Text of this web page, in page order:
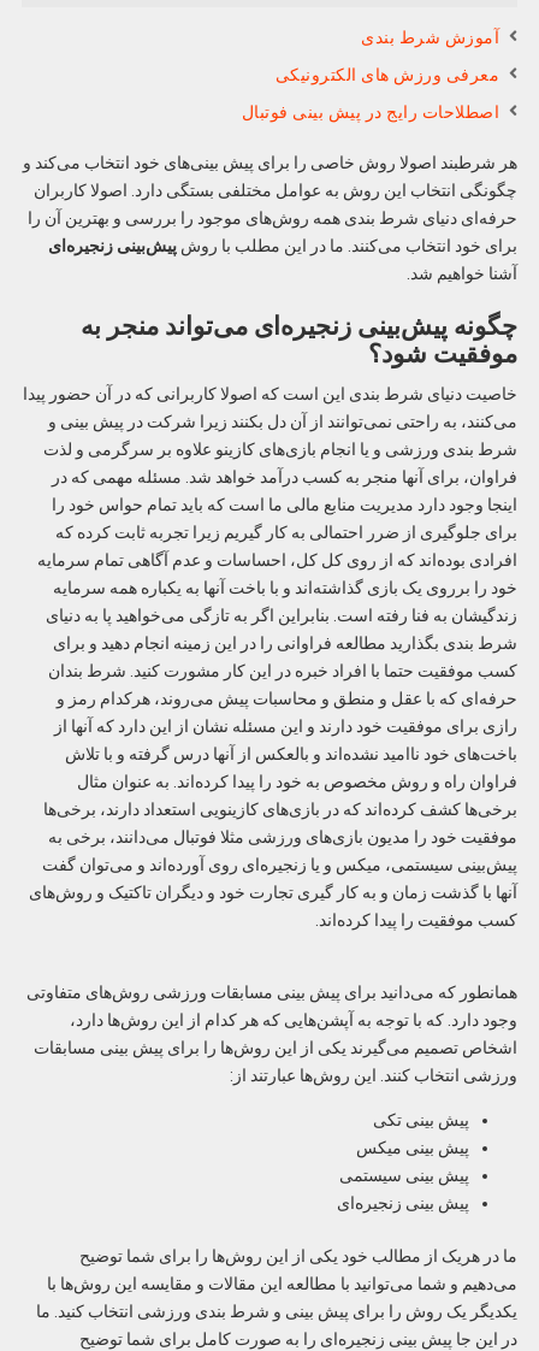
آموزش شرط بندی
معرفی ورزش های الکترونیکی
اصطلاحات رایج در پیش بینی فوتبال
هر شرطبند اصولا روش خاصی را برای پیش بینی‌های خود انتخاب می‌کند و
چگونگی انتخاب این روش به عوامل مختلفی بستگی دارد. اصولا کاربران
حرفه‌ای دنیای شرط بندی همه روش‌های موجود را بررسی و بهترین آن را
برای خود انتخاب می‌کنند. ما در این مطلب با روش پیش‌بینی زنجیره‌ای
آشنا خواهیم شد.
چگونه پیش‌بینی زنجیره‌ای می‌تواند منجر به
موفقیت شود؟
خاصیت دنیای شرط بندی این است که اصولا کاربرانی که در آن حضور پیدا
می‌کنند، به راحتی نمی‌توانند از آن دل بکنند زیرا شرکت در پیش بینی و
شرط بندی ورزشی و یا انجام بازی‌های کازینو علاوه بر سرگرمی و لذت
فراوان، برای آنها منجر به کسب درآمد خواهد شد. مسئله مهمی که در
اینجا وجود دارد مدیریت منابع مالی ما است که باید تمام حواس خود را
برای جلوگیری از ضرر احتمالی به کار گیریم زیرا تجربه ثابت کرده که
افرادی بوده‌اند که از روی کل کل، احساسات و عدم آگاهی تمام سرمایه
خود را برروی یک بازی گذاشته‌اند و با باخت آنها به یکباره همه سرمایه
زندگیشان به فنا رفته است. بنابراین اگر به تازگی می‌خواهید پا به دنیای
شرط بندی بگذارید مطالعه فراوانی را در این زمینه انجام دهید و برای
کسب موفقیت حتما با افراد خبره در این کار مشورت کنید. شرط بندان
حرفه‌ای که با عقل و منطق و محاسبات پیش می‌روند، هرکدام رمز و
رازی برای موفقیت خود دارند و این مسئله نشان از این دارد که آنها از
باخت‌های خود ناامید نشده‌اند و بالعکس از آنها درس گرفته و با تلاش
فراوان راه و روش مخصوص به خود را پیدا کرده‌اند. به عنوان مثال
برخی‌ها کشف کرده‌اند که در بازی‌های کازینویی استعداد دارند، برخی‌ها
موفقیت خود را مدیون بازی‌های ورزشی مثلا فوتبال می‌دانند، برخی به
پیش‌بینی سیستمی، میکس و یا زنجیره‌ای روی آورده‌اند و می‌توان گفت
آنها با گذشت زمان و به کار گیری تجارت خود و دیگران تاکتیک و روش‌های
کسب موفقیت را پیدا کرده‌اند.
همانطور که می‌دانید برای پیش بینی مسابقات ورزشی روش‌های متفاوتی
وجود دارد. که با توجه به آپشن‌هایی که هر کدام از این روش‌ها دارد،
اشخاص تصمیم می‌گیرند یکی از این روش‌ها را برای پیش بینی مسابقات
ورزشی انتخاب کنند. این روش‌ها عبارتند از:
پیش بینی تکی
پیش بینی میکس
پیش بینی سیستمی
پیش بینی زنجیره‌ای
ما در هریک از مطالب خود یکی از این روش‌ها را برای شما توضیح
می‌دهیم و شما می‌توانید با مطالعه این مقالات و مقایسه این روش‌ها با
یکدیگر یک روش را برای پیش بینی و شرط بندی ورزشی انتخاب کنید. ما
در این جا پیش بینی زنجیره‌ای را به صورت کامل برای شما توضیح